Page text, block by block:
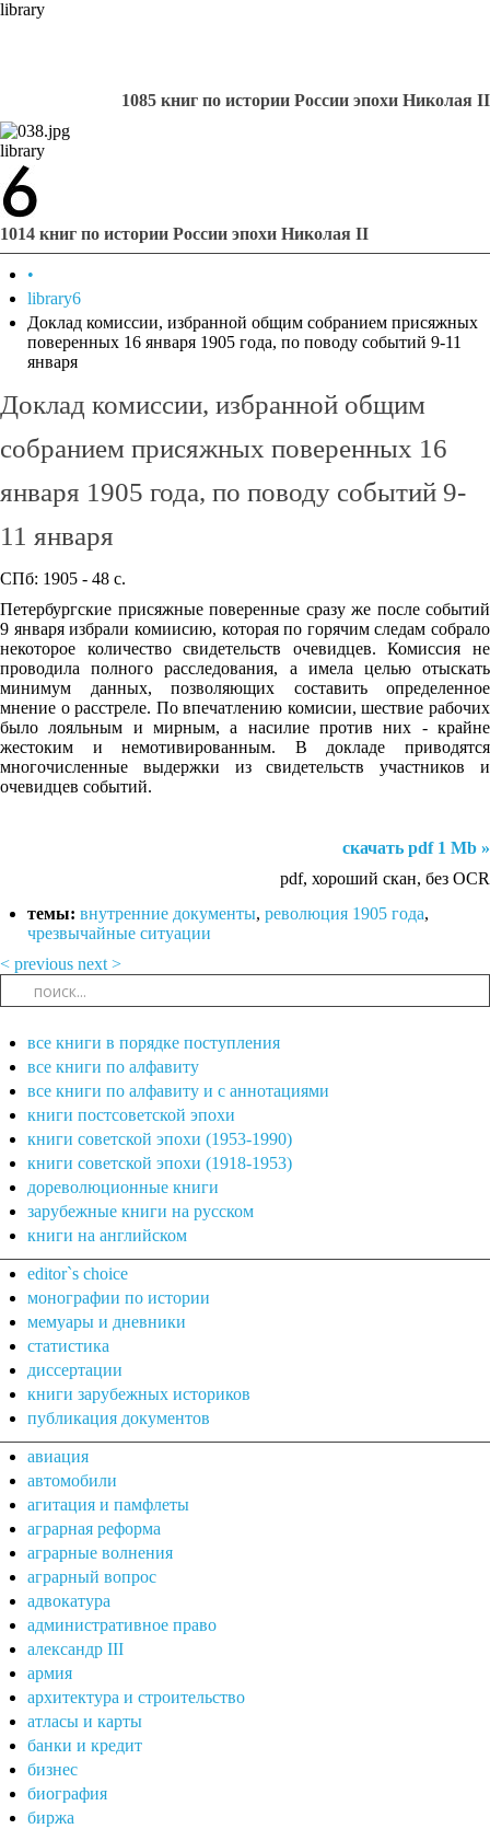
library
1085 книг по истории России эпохи Николая II
library
1014 книг по истории России эпохи Николая II
•
library6
Доклад комиссии, избранной общим собранием присяжных
поверенных 16 января 1905 года, по поводу событий 9-11
января
Доклад комиссии, избранной общим
собранием присяжных поверенных 16
января 1905 года, по поводу событий 9-
11 января
СПб: 1905 - 48 с.
Петербургские присяжные поверенные сразу же после событий
9 января избрали комиисию, которая по горячим следам собрало
некоторое количество свидетельств очевидцев. Комиссия не
проводила полного расследования, а имела целью отыскать
минимум данных, позволяющих составить определенное
мнение о расстреле. По впечатлению комисии, шествие рабочих
было лояльным и мирным, а насилие против них - крайне
жестоким и немотивированным. В докладе приводятся
многочисленные выдержки из свидетельств участников и
очевидцев событий.
скачать pdf 1 Mb »
pdf, хороший скан, без OCR
темы: внутренние документы, революция 1905 года,
чрезвычайные ситуации
< previous next >
все книги в порядке поступления
все книги по алфавиту
все книги по алфавиту и с аннотациями
книги постсоветской эпохи
книги советской эпохи (1953-1990)
книги советской эпохи (1918-1953)
дореволюционные книги
зарубежные книги на русском
книги на английском
editor`s choice
монографии по истории
мемуары и дневники
статистика
диссертации
книги зарубежных историков
публикация документов
авиация
автомобили
агитация и памфлеты
аграрная реформа
аграрные волнения
аграрный вопрос
адвокатура
административное право
александр III
армия
архитектура и строительство
атласы и карты
банки и кредит
бизнес
биография
биржа